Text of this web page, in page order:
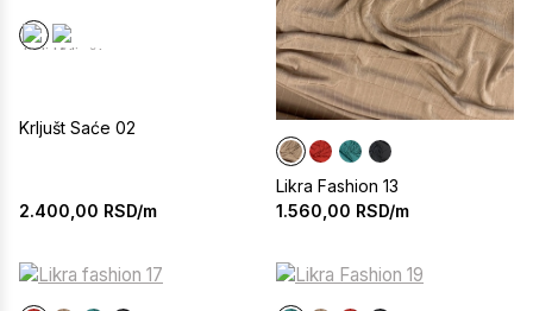
Krljušt Saće 02
2.400,00 RSD/m
Likra Fashion 13
1.560,00 RSD/m